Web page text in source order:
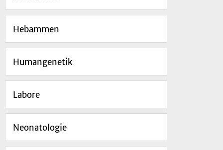
Hebammen
Humangenetik
Labore
Neonatologie